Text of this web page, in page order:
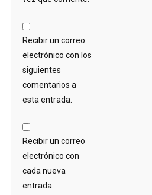
Recibir un correo
electrónico con los
siguientes
comentarios a
esta entrada.
Recibir un correo
electrónico con
cada nueva
entrada.